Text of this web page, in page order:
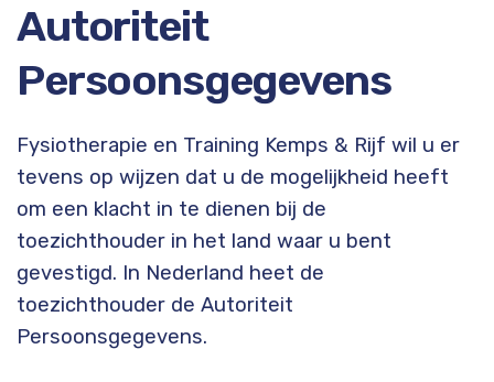
Autoriteit
Persoonsgegevens
Fysiotherapie en Training Kemps & Rijf wil u er
tevens op wijzen dat u de mogelijkheid heeft
om een klacht in te dienen bij de
toezichthouder in het land waar u bent
gevestigd. In Nederland heet de
toezichthouder de Autoriteit
Persoonsgegevens.